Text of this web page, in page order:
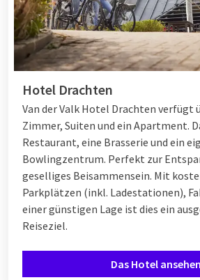
Hotel Drachten
Van der Valk Hotel Drachten
Zimmer, Suiten und ein Apartment.
Restaurant, eine Brasserie und ein
Bowlingzentrum. Perfekt zur
geselliges Beisammensein. Mit
Parkplätzen (inkl. Ladestationen),
einer günstigen Lage ist dies ein
Reiseziel.
Das Hotel ansehen